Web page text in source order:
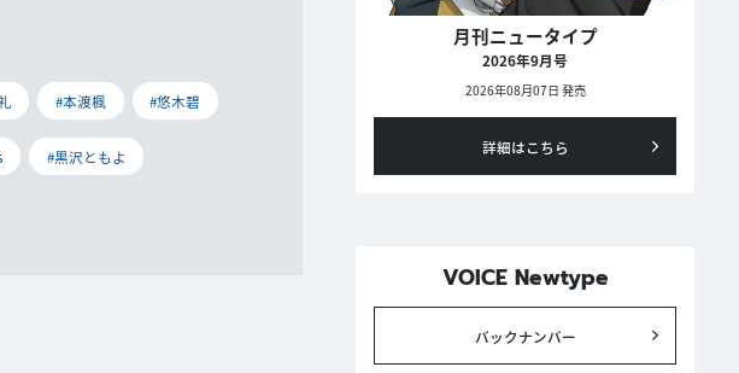
#本渡楓 #悠木碧
#黒沢ともよ
月刊ニュータイプ
2026年9月号
2026年08月07日 発売
詳細はこちら
VOICE Newtype
バックナンバー